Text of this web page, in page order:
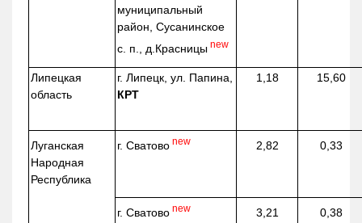
муниципальный
район, Сусанинское
с. п., д.Красницы new
Липецкая
область
г. Липецк, ул. Папина,
КРТ
1,18 15,60
Луганская
Народная
Республика
г. Сватово new 2,82 0,33
г. Сватово new 3,21 0,38